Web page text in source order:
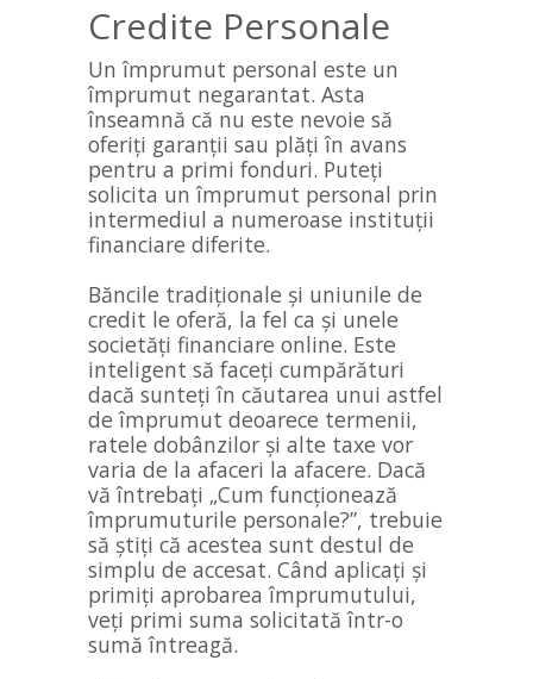
Credite Personale
Un împrumut personal este un
împrumut negarantat. Asta
înseamnă că nu este nevoie să
oferiți garanții sau plăți în avans
pentru a primi fonduri. Puteți
solicita un împrumut personal prin
intermediul a numeroase instituții
financiare diferite.
Băncile tradiționale și uniunile de
credit le oferă, la fel ca și unele
societăți financiare online. Este
inteligent să faceți cumpărături
dacă sunteți în căutarea unui astfel
de împrumut deoarece termenii,
ratele dobânzilor și alte taxe vor
varia de la afaceri la afacere. Dacă
vă întrebați „Cum funcționează
împrumuturile personale?”, trebuie
să știți că acestea sunt destul de
simplu de accesat. Când aplicați și
primiți aprobarea împrumutului,
veți primi suma solicitată într-o
sumă întreagă.